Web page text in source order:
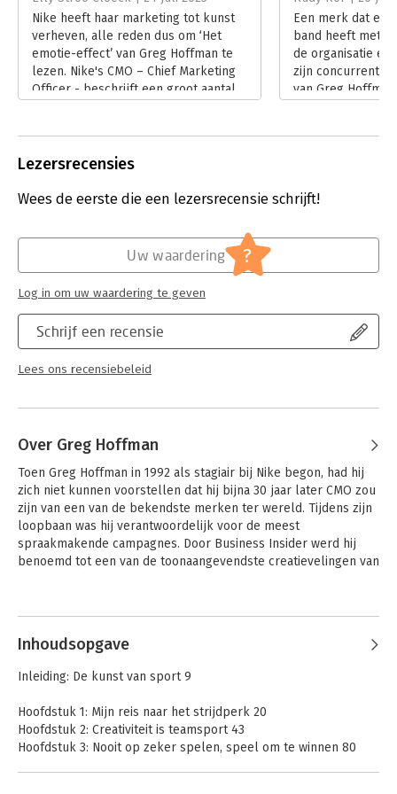
Nike heeft haar marketing tot kunst
verheven, alle reden dus om ‘Het
emotie-effect’ van Greg Hoffman te
lezen. Nike's CMO – Chief Marketing
Officer - beschrijft een groot aantal
over de marketing van Nike’s
positioneren van Nike als merk.
Een merk dat
band heeft met
de organisatie
zijn
van Greg
Lezersrecensies
Wees de eerste die een lezersrecensie schrijft!
Schrijf een recensie
Lees ons recensiebeleid
Uw waardering ?
Log in om uw waardering te geven
Over Greg Hoffman
Toen Greg Hoffman in 1992 als stagiair bij Nike begon, had hij
zich niet kunnen voorstellen dat hij bijna 30 jaar later CMO zou
zijn van een van de bekendste merken ter wereld. Tijdens zijn
loopbaan was hij verantwoordelijk voor de meest
spraakmakende campagnes. Door Business Insider werd hij
benoemd tot een van de toonaangevendste creatievelingen van
Inhoudsopgave
Inleiding: De kunst van sport 9
Hoofdstuk 1: Mijn reis naar het strijdperk 20
Hoofdstuk 2: Creativiteit is teamsport 43
Hoofdstuk 3: Nooit op zeker spelen, speel om te winnen 80